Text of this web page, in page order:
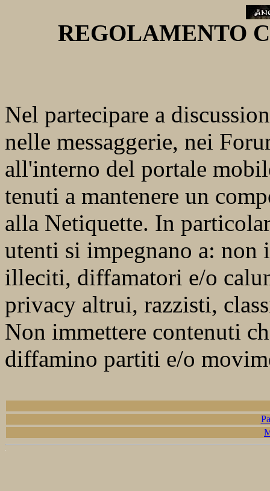
REGOLAMENTO
Nel partecipare a
nelle messaggerie, nei
all'interno del portale
tenuti a mantenere un
alla Netiquette. In
utenti si impegnano a: non
illeciti, diffamatori e/o
privacy altrui, razzisti,
Non immettere contenuti
diffamino partiti e/o